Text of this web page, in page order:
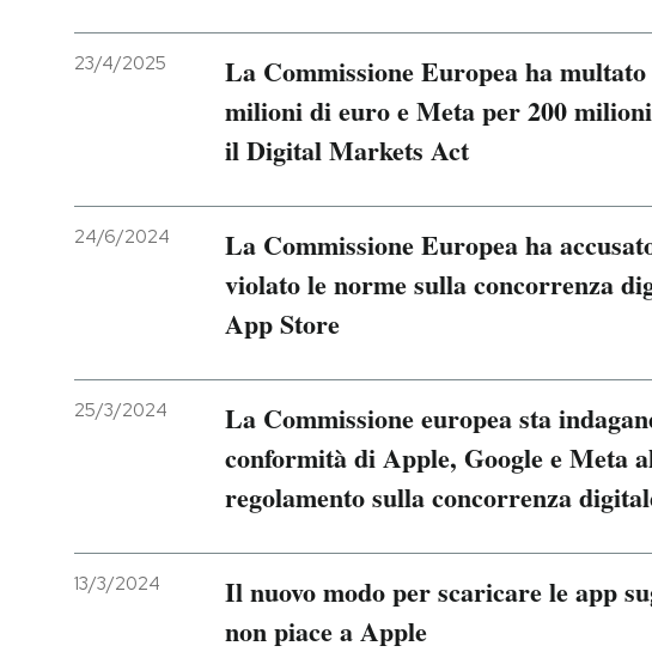
Economia
AREA PERSONALE
23/4/2025
La Commissione Europea ha
milioni di euro e Meta per 200
il Digital Markets Act
24/6/2024
La Commissione Europea ha
violato le norme sulla concorrenza
App Store
25/3/2024
La Commissione europea sta
conformità di Apple, Google e Meta
regolamento sulla concorrenza
13/3/2024
Il nuovo modo per scaricare le app
non piace a Apple